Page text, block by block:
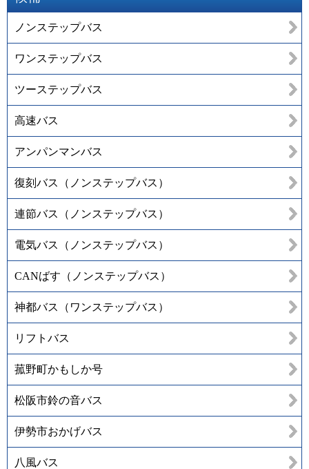
ノンステップバス
ワンステップバス
ツーステップバス
高速バス
アンパンマンバス
復刻バス（ノンステップバス）
連節バス（ノンステップバス）
電気バス（ノンステップバス）
CANばす（ノンステップバス）
神都バス（ワンステップバス）
リフトバス
菰野町かもしか号
松阪市鈴の音バス
伊勢市おかげバス
八風バス